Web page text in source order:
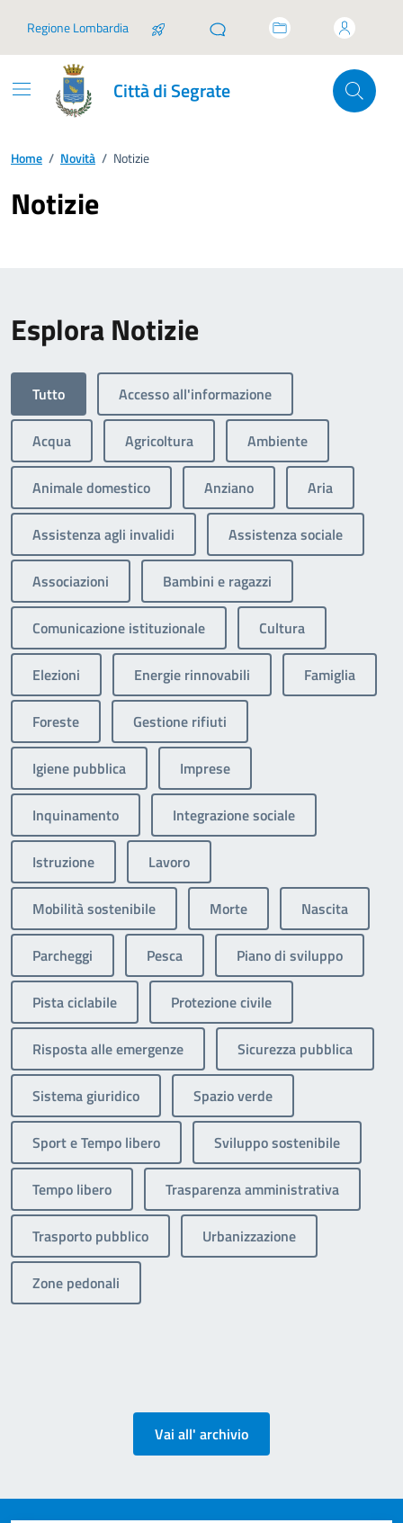
Regione Lombardia
Città di Segrate
Home / Novità / Notizie
Notizie
Esplora Notizie
Tutto Accesso all'informazione
Acqua Agricoltura Ambiente
Animale domestico Anziano Aria
Assistenza agli invalidi Assistenza sociale
Associazioni Bambini e ragazzi
Comunicazione istituzionale Cultura
Elezioni Energie rinnovabili Famiglia
Foreste Gestione rifiuti
Igiene pubblica Imprese
Inquinamento Integrazione sociale
Istruzione Lavoro
Mobilità sostenibile Morte Nascita
Parcheggi Pesca Piano di sviluppo
Pista ciclabile Protezione civile
Risposta alle emergenze Sicurezza pubblica
Sistema giuridico Spazio verde
Sport e Tempo libero Sviluppo sostenibile
Tempo libero Trasparenza amministrativa
Trasporto pubblico Urbanizzazione
Zone pedonali
Vai all' archivio